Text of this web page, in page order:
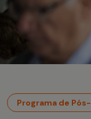
Programa de